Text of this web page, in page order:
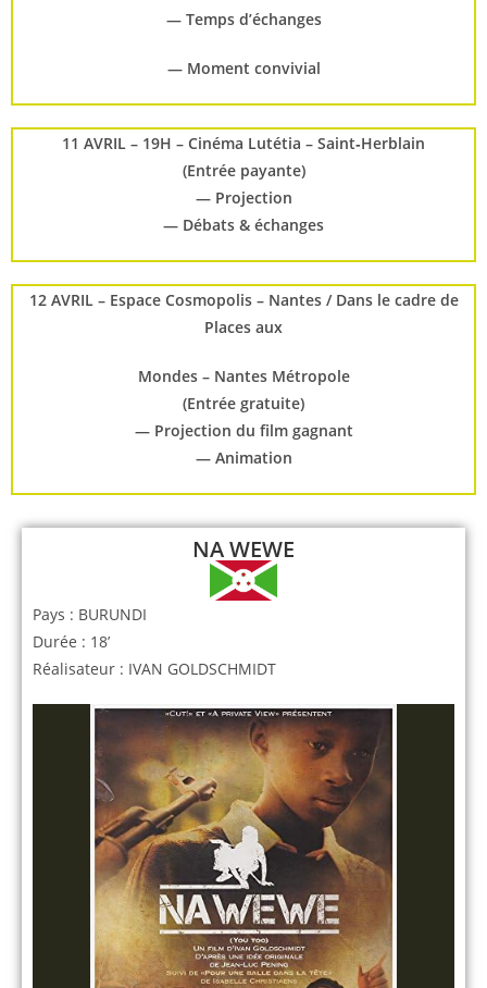
— Temps d’échanges
— Moment convivial
11 AVRIL – 19H – Cinéma Lutétia – Saint‑Herblain
(Entrée payante)
— Projection
— Débats & échanges
12 AVRIL – Espace Cosmopolis – Nantes / Dans le cadre de
Places aux
Mondes – Nantes Métropole
(Entrée gratuite)
— Projection du film gagnant
— Animation
NA WEWE
Pays : BURUNDI
Durée : 18’
Réalisateur : IVAN GOLDSCHMIDT